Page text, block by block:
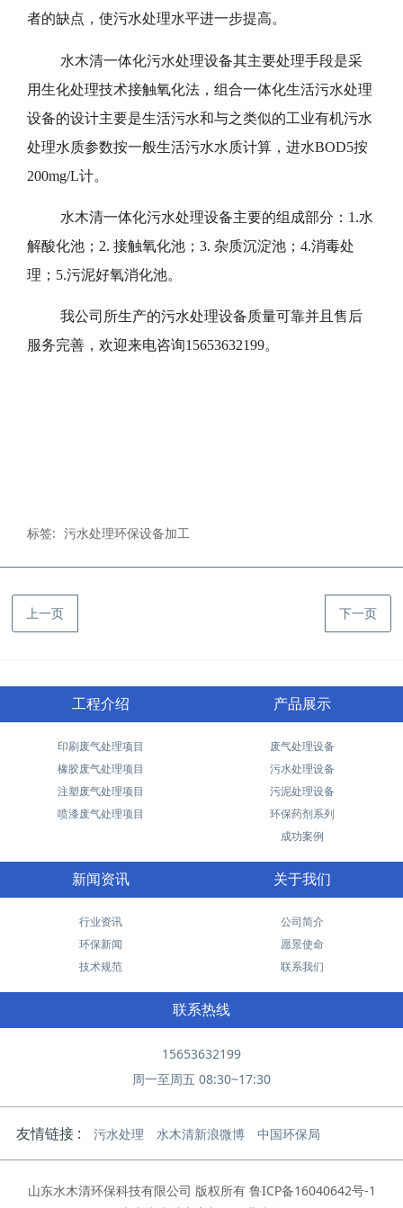
者的缺点，使污水处理水平进一步提高。
水木清一体化污水处理设备其主要处理手段是采
用生化处理技术接触氧化法，组合一体化生活污水处理
设备的设计主要是生活污水和与之类似的工业有机污水
处理水质参数按一般生活污水水质计算，进水BOD5按
200mg/L计。
水木清一体化污水处理设备主要的组成部分：1.水
解酸化池；2. 接触氧化池；3. 杂质沉淀池；4.消毒处
理；5.污泥好氧消化池。
我公司所生产的污水处理设备质量可靠并且售后
服务完善，欢迎来电咨询15653632199。
标签: 污水处理环保设备加工
上一页 下一页
工程介绍
印刷废气处理项目
橡胶废气处理项目
注塑废气处理项目
喷漆废气处理项目
产品展示
废气处理设备
污水处理设备
污泥处理设备
环保药剂系列
成功案例
新闻资讯
行业资讯
环保新闻
技术规范
关于我们
公司简介
愿景使命
联系我们
联系热线
15653632199
周一至周五 08:30~17:30
友情链接 : 污水处理 水木清新浪微博 中国环保局
山东水木清环保科技有限公司 版权所有 鲁ICP备16040642号-1